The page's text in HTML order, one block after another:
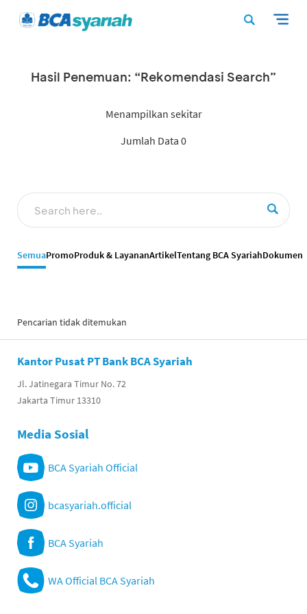
Hasil Penemuan: “Rekomendasi Search”
Menampilkan sekitar
Jumlah Data 0
SemuaPromoProduk & LayananArtikelTentang BCA SyariahDokumen
Pencarian tidak ditemukan
Kantor Pusat PT Bank BCA Syariah
Jl. Jatinegara Timur No. 72
Jakarta Timur 13310
Media Sosial
BCA Syariah Official
bcasyariah.official
BCA Syariah
WA Official BCA Syariah